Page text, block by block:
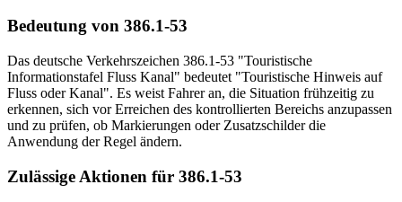
Bedeutung von 386.1-53
Das deutsche Verkehrszeichen 386.1-53 "Touristische
Informationstafel Fluss Kanal" bedeutet "Touristische Hinweis auf
Fluss oder Kanal". Es weist Fahrer an, die Situation frühzeitig zu
erkennen, sich vor Erreichen des kontrollierten Bereichs anzupassen
und zu prüfen, ob Markierungen oder Zusatzschilder die
Anwendung der Regel ändern.
Zulässige Aktionen für 386.1-53